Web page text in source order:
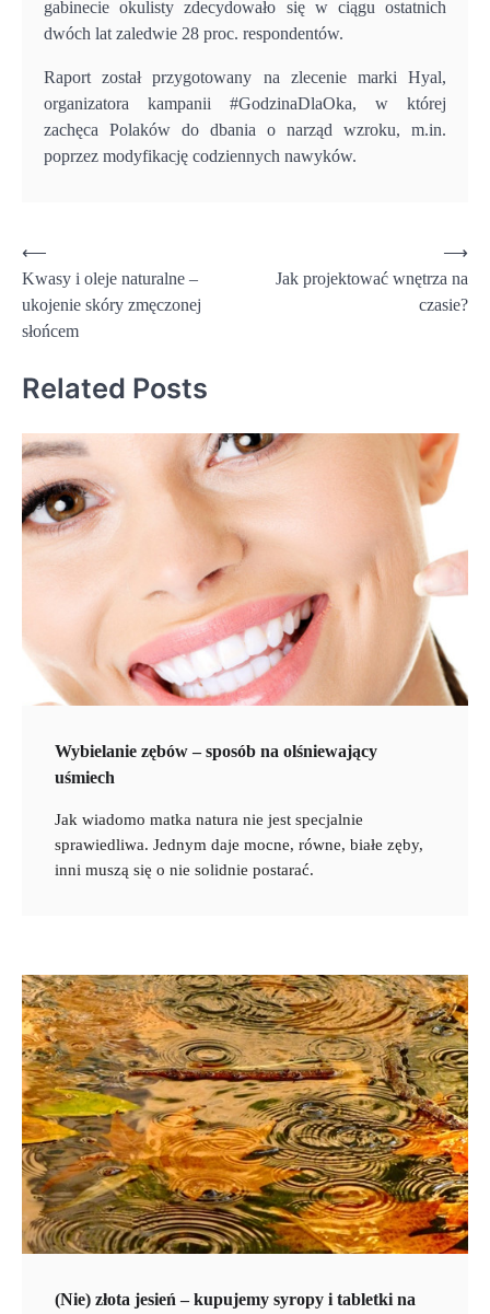
gabinecie okulisty zdecydowało się w ciągu ostatnich
dwóch lat zaledwie 28 proc. respondentów.
Raport został przygotowany na zlecenie marki Hyal,
organizatora kampanii #GodzinaDlaOka, w której
zachęca Polaków do dbania o narząd wzroku, m.in.
poprzez modyfikację codziennych nawyków.
Nawigacja
wpisu
⟵
Kwasy i oleje naturalne –
ukojenie skóry zmęczonej
słońcem
Jak projektować wnętrza na
czasie?
⟶
Related Posts
Wybielanie zębów – sposób na olśniewający
uśmiech
Jak wiadomo matka natura nie jest specjalnie
sprawiedliwa. Jednym daje mocne, równe, białe zęby,
inni muszą się o nie solidnie postarać.
(Nie) złota jesień – kupujemy syropy i tabletki na